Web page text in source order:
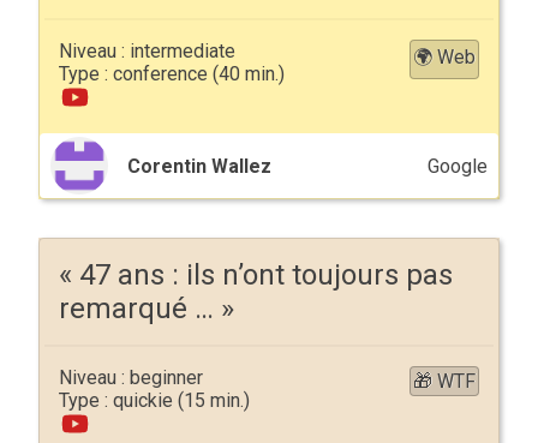
🌍 Web
intermediate
conference
Corentin Wallez Google
« 47 ans : ils n’ont toujours pas
remarqué … »
🎁 WTF
beginner
quickie